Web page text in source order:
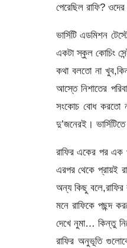
পেরেছিল রাফি?
ভার্সিটি এডমিশন
একটা স্কুল কোচিং
কথা বলতো না
আস্তে নিশাতের
সংকোচ বোধ করতো
দু’জনেরই।
রাফির একের পর এক
এরপর থেকে প্রায়ই
অন্য কিছু
মনে রাফিকে পছন্দ
দেখে নুমা… কিন্তু
রাফির অনুভূতি